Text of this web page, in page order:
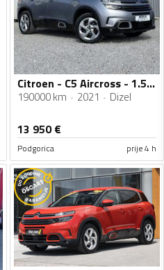
Citroen - C5 Aircross - 1.5 HDI
190000 km 2021 Dizel
13 950€
Podgorica prije 4 h